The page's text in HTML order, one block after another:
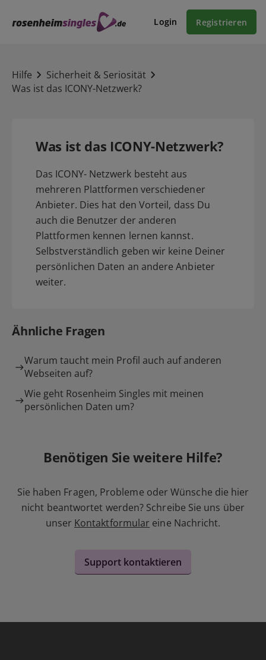
Login Registrieren
Hilfe
Sicherheit & Seriosität
Was ist das ICONY-Netzwerk?
Was ist das ICONY-Netzwerk?
Das ICONY- Netzwerk besteht aus
mehreren Plattformen verschiedener
Anbieter. Dies hat den Vorteil, dass Du
auch die Benutzer der anderen
Plattformen kennen lernen kannst.
Selbstverständlich geben wir keine Deiner
persönlichen Daten an andere Anbieter
weiter.
Ähnliche Fragen
Warum taucht mein Profil auch auf anderen
Webseiten auf?
Wie geht Rosenheim Singles mit meinen
persönlichen Daten um?
Benötigen Sie weitere Hilfe?
Sie haben Fragen, Probleme oder Wünsche die hier
nicht beantwortet werden? Schreibe Sie uns über
unser Kontaktformular eine Nachricht.
Support kontaktieren